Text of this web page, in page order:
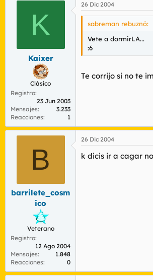
K
Kaixer
Clásico
Registro
23 Jun 2003
Mensajes
3.233
Reacciones
1
26 Dic 2004
sabreman rebuznó:
Vete a dormirLA...
:6
Te corrijo si no te
B
barrilete_cosm
ico
Veterano
Registro
12 Ago 2004
Mensajes
1.848
Reacciones
0
26 Dic 2004
k dicis ir a cagar